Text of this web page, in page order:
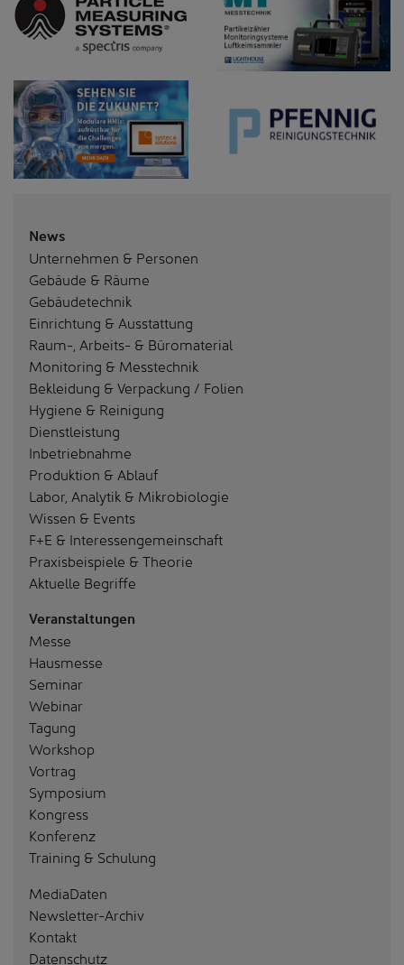
News
Unternehmen & Personen
Gebäude & Räume
Gebäudetechnik
Einrichtung & Ausstattung
Raum-, Arbeits- & Büromaterial
Monitoring & Messtechnik
Bekleidung & Verpackung / Folien
Hygiene & Reinigung
Dienstleistung
Inbetriebnahme
Produktion & Ablauf
Labor, Analytik & Mikrobiologie
Wissen & Events
F+E & Interessengemeinschaft
Praxisbeispiele & Theorie
Aktuelle Begriffe
Veranstaltungen
Messe
Hausmesse
Seminar
Webinar
Tagung
Workshop
Vortrag
Symposium
Kongress
Konferenz
Training & Schulung
MediaDaten
Newsletter-Archiv
Kontakt
Datenschutz